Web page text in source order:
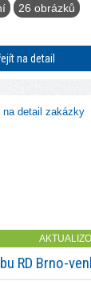
26 obrázků
na detail
RD Brno-